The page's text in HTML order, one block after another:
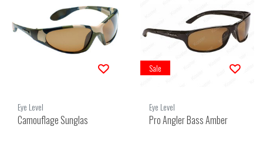
Eye Level
Camouflage Sunglas
Sale
Eye Level
Pro Angler Bass Amber